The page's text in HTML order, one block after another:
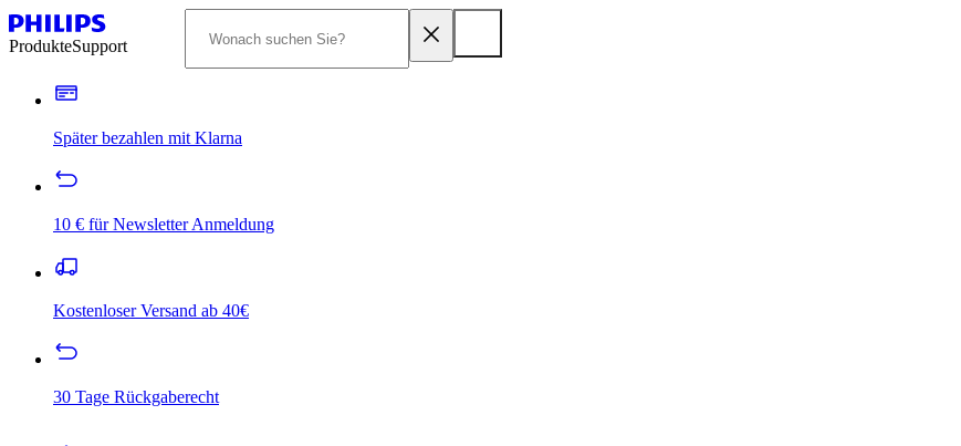
ProdukteSupport
Später bezahlen mit Klarna
10 € für Newsletter Anmeldung
Kostenloser Versand ab 40€
30 Tage Rückgaberecht